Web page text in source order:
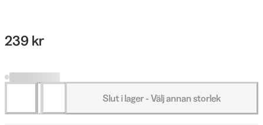
239 kr
Slut i lager - Välj annan storlek